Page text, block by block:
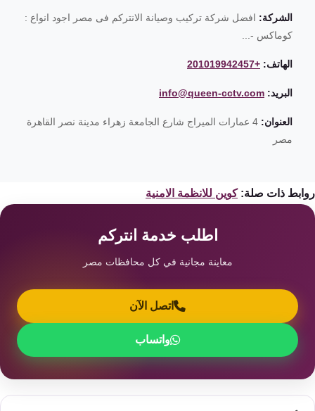
الشركة:افضل شركة تركيب وصيانة الانتركم فى مصر اجود انواع :
كوماكس -...
الهاتف: +201019942457
البريد: info@queen-cctv.com
العنوان:
4 عمارات الميراج شارع الجامعة زهراء مدينة نصر القاهرة
مصر
ذات صلة: كوين للانظمة الامنية
اطلب خدمة انتركم
معاينة مجانية في كل محافظات مصر
اتصل الآن
واتساب